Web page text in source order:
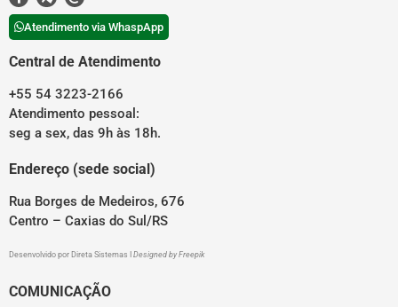
Atendimento via WhaspApp
Central de Atendimento
+55 54 3223-2166
Atendimento pessoal:
seg a sex, das 9h às 18h.
Endereço (sede social)
Rua Borges de Medeiros, 676
Centro – Caxias do Sul/RS
Desenvolvido por Direta Sistemas Designed by Freepik
COMUNICAÇÃO